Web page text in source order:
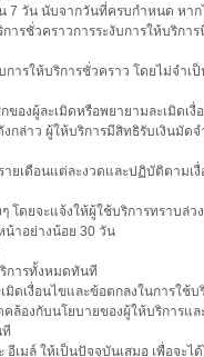
7 วัน นับจากวันที่ครบกำหนด หาก
รชั่วคราวการระงับการให้บริกา
ารให้บริการชั่วคราว โดยไม่จำเ
องผู้ละเมิดหรือพยายามละเมิดเ
ล่าว ผู้ให้บริการมีสิทธิรับเงินมัดจ
ยเดือนแต่ละงวดและปฏิบัติตามเงื่
โดยจะแจ้งให้ผู้ใช้บริการทราบล่
น้าอย่างน้อย 30 วัน
การทั้งหมดทันที
ดเงื่อนไขและข้อตกลงในการใช้บ
ล้องกับนโยบายของผู้ให้บริการแ
เมล์ ให้เป็นปัจจุบันเสมอ เพื่อจะไ